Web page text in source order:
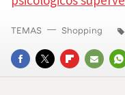
FACEBOOK
TWITTERFLIPBOARD
E-
TEMAS Shopping